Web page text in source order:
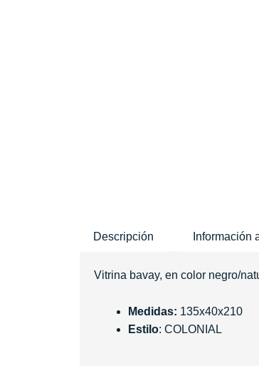
Descripción Información
Vitrina bavay, en color negro/
Medidas: 135x40x210
Estilo: COLONIAL